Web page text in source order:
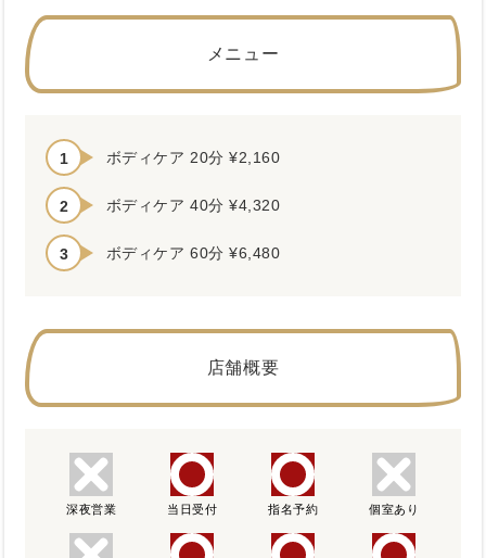
メニュー
ボディケア 20分 ¥2,160
ボディケア 40分 ¥4,320
ボディケア 60分 ¥6,480
店舗概要
深夜営業 当日受付 指名予約 個室あり